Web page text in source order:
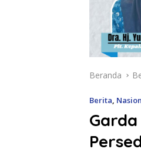
Beranda
Berita,